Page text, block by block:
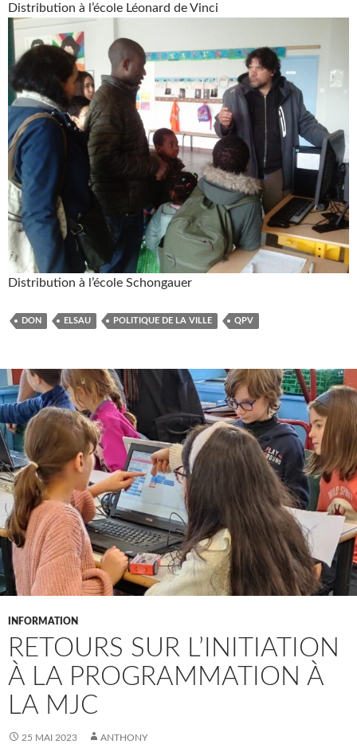
Distribution à l’école Léonard de Vinci
Distribution à l’école Schongauer
DON ELSAU POLITIQUE DE LA VILLE QPV
INFORMATION
RETOURS SUR L’INITIATION
À LA PROGRAMMATION À
LA MJC
25 MAI 2023 ANTHONY